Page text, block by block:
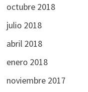
octubre 2018
julio 2018
abril 2018
enero 2018
noviembre 2017